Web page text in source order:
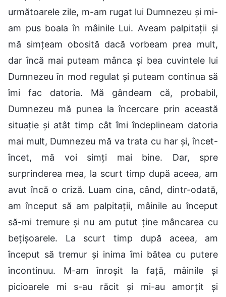
următoarele zile, m-am rugat lui Dumnezeu și mi-
am pus boala în mâinile Lui. Aveam palpitații și
mă simțeam obosită dacă vorbeam prea mult,
dar încă mai puteam mânca și bea cuvintele lui
Dumnezeu în mod regulat și puteam continua să
îmi fac datoria. Mă gândeam că, probabil,
Dumnezeu mă punea la încercare prin această
situație și atât timp cât îmi îndeplineam datoria
mai mult, Dumnezeu mă va trata cu har și, încet-
încet, mă voi simți mai bine. Dar, spre
surprinderea mea, la scurt timp după aceea, am
avut încă o criză. Luam cina, când, dintr-odată,
am început să am palpitații, mâinile au început
să-mi tremure și nu am putut ține mâncarea cu
bețișoarele. La scurt timp după aceea, am
început să tremur și inima îmi bătea cu putere
încontinuu. M-am înroșit la față, mâinile și
picioarele mi s-au răcit și mi-au amorțit și